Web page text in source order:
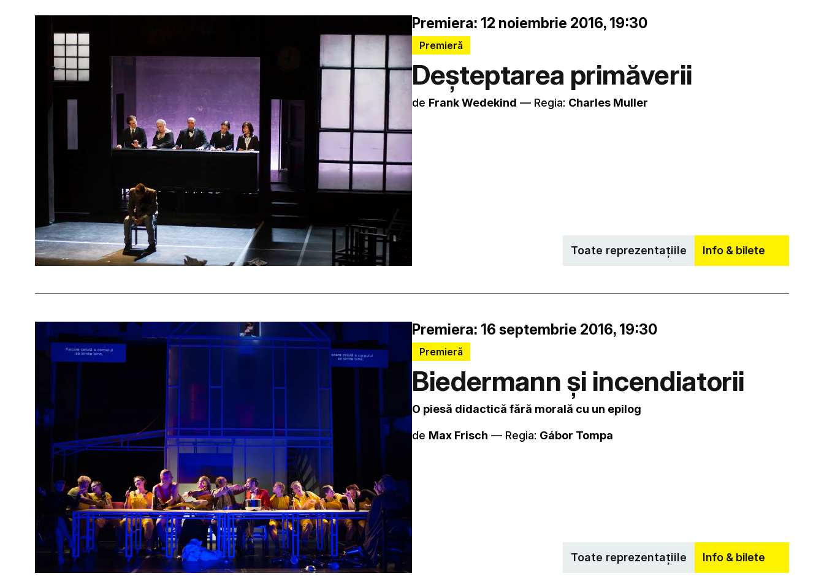
Premiera: 12 noiembrie 2016, 19:30
Premieră
Deșteptarea primăverii
de Frank Wedekind –– Regia: Charles Muller
Toate reprezentațiile Info & bilete
Premiera: 16 septembrie 2016, 19:30
Premieră
Biedermann și incendiatorii
O piesă didactică fără morală cu un epilog
de Max Frisch –– Regia: Gábor Tompa
Toate reprezentațiile Info & bilete